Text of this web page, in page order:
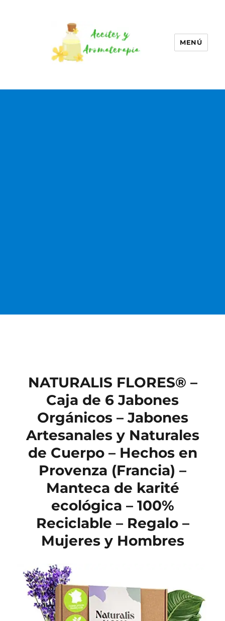
Aromaterapia
MENÚ
NATURALIS FLORES® –
Caja de 6 Jabones
Orgánicos – Jabones
Artesanales y Naturales
de Cuerpo – Hechos en
Provenza (Francia) –
Manteca de karité
ecológica – 100%
Reciclable – Regalo –
Mujeres y Hombres